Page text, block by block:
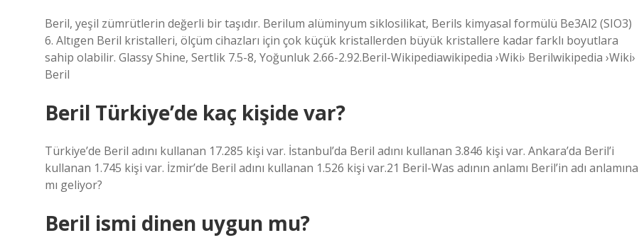
Beril, yeşil zümrütlerin değerli bir taşıdır. Berilum alüminyum siklosilikat, Berils kimyasal formülü Be3Al2 (SIO3)
6. Altıgen Beril kristalleri, ölçüm cihazları için çok küçük kristallerden büyük kristallere kadar farklı boyutlara
sahip olabilir. Glassy Shine, Sertlik 7.5-8, Yoğunluk 2.66-2.92.Beril-Wikipediawikipedia ›Wiki› Berilwikipedia ›Wiki›
Beril
Beril Türkiye’de kaç kişide var?
Türkiye’de Beril adını kullanan 17.285 kişi var. İstanbul’da Beril adını kullanan 3.846 kişi var. Ankara’da Beril’i
kullanan 1.745 kişi var. İzmir’de Beril adını kullanan 1.526 kişi var.21 Beril-Was adının anlamı Beril’in adı anlamına
mı geliyor?
Beril ismi dinen uygun mu?